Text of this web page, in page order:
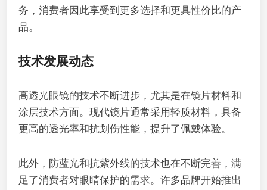
务，消费者因此享受到更多选择和更具性价比的产
品。
技术发展动态
高透光眼镜的技术不断进步，尤其是在镜片材料和
涂层技术方面。现代镜片通常采用轻质材料，具备
更高的透光率和抗划伤性能，提升了佩戴体验。
此外，防蓝光和抗紫外线的技术也在不断完善，满
足了消费者对眼睛保护的需求。许多品牌开始推出